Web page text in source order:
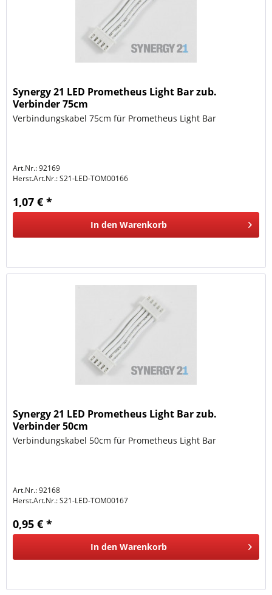
Synergy 21 LED Prometheus Light Bar zub.
Verbinder 75cm
Verbindungskabel 75cm für Prometheus Light Bar
Art.Nr.: 92169
Herst.Art.Nr.:S21-LED-TOM00166
1,07 € *
In den Warenkorb
Synergy 21 LED Prometheus Light Bar zub.
Verbinder 50cm
Verbindungskabel 50cm für Prometheus Light Bar
Art.Nr.: 92168
Herst.Art.Nr.:S21-LED-TOM00167
0,95 € *
In den Warenkorb